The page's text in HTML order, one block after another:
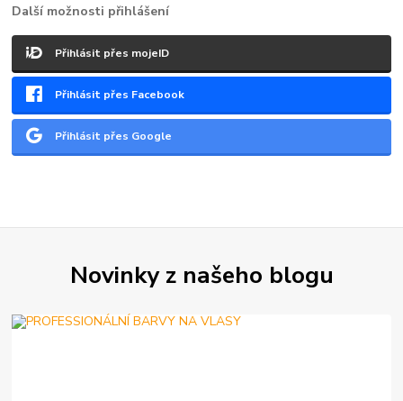
Další možnosti přihlášení
Přihlásit přes mojeID
Přihlásit přes Facebook
Přihlásit přes Google
Novinky z našeho blogu